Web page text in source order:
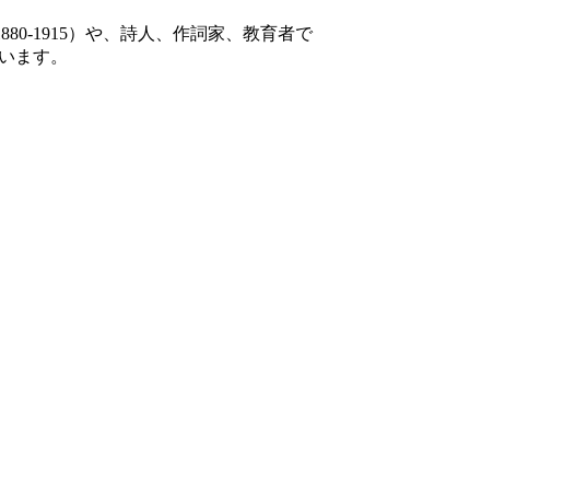
1915）や、詩人、作詞家、教育者で
ます。